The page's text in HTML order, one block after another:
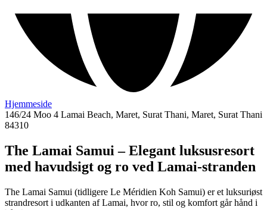
Hjemmeside
146/24 Moo 4 Lamai Beach, Maret, Surat Thani, Maret, Surat Thani
84310
The Lamai Samui – Elegant luksusresort
med havudsigt og ro ved Lamai-stranden
The Lamai Samui (tidligere Le Méridien Koh Samui) er et luksuriøst
strandresort i udkanten af Lamai, hvor ro, stil og komfort går hånd i